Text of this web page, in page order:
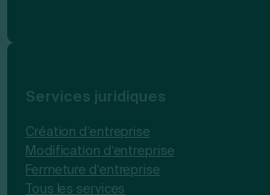
Services juridiques
Création d’entreprise
Modification d’entreprise
Fermeture d’entreprise
Tous les services